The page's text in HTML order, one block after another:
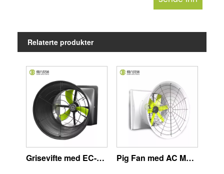
Relaterte produkter
Grisevifte med EC-motor Pig Fan med AC Motor